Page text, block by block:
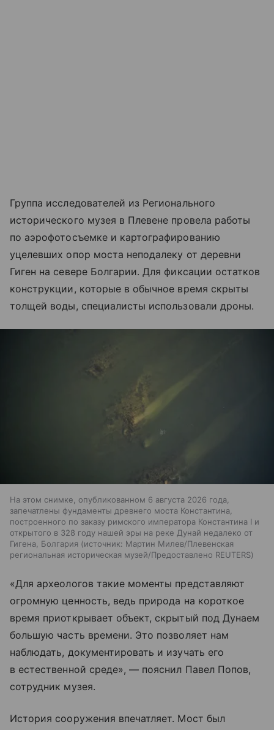
Группа исследователей из Регионального
исторического музея в Плевене провела работы
по аэрофотосъемке и картографированию
уцелевших опор моста неподалеку от деревни
Гиген на севере Болгарии. Для фиксации остатков
конструкции, которые в обычное время скрыты
толщей воды, специалисты использовали дроны.
На этом снимке, опубликованном 6 августа 2026 года,
запечатлены фундаменты древнего моста Константина,
построенного по заказу римского императора Константина I и
открытого в 328 году нашей эры на реке Дунай недалеко от
Гигена, Болгария
источник: Мартин Милев/Плевенская
региональная историческая музей/Предоставлено REUTERS
«Для археологов такие моменты представляют
огромную ценность, ведь природа на короткое
время приоткрывает объект, скрытый под Дунаем
большую часть времени. Это позволяет нам
наблюдать, документировать и изучать его
в естественной среде», — пояснил Павел Попов,
сотрудник музея.
История сооружения впечатляет. Мост был